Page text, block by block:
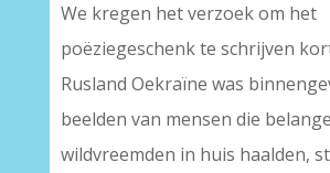
We kregen het verzoek om het
poëziegeschenk te schrijven
Rusland Oekraïne was
beelden van mensen die
wildvreemden in huis haalden,